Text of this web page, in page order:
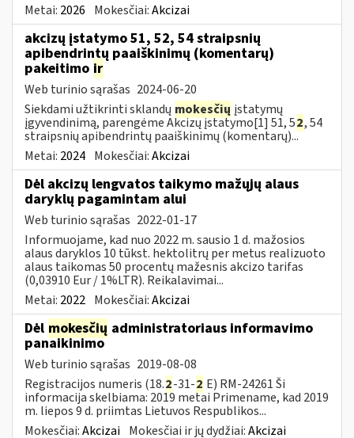
Metai: 2026 Mokesčiai:Akcizai
akcizų įstatymo 51, 52, 54 straipsnių
apibendrintų paaiškinimų (komentarų)
pakeitimo ir
Web turinio sąrašas 2024-06-20
Siekdami užtikrinti sklandų mokesčių įstatymų
įgyvendinimą, parengėme Akcizų įstatymo[1] 51, 52, 54
straipsnių apibendrintų paaiškinimų (komentarų)...
Metai: 2024 Mokesčiai:Akcizai
Dėl akcizų lengvatos taikymo mažųjų alaus
daryklų pagamintam alui
Web turinio sąrašas 2022-01-17
Informuojame, kad nuo 2022 m. sausio 1 d. mažosios
alaus daryklos 10 tūkst. hektolitrų per metus realizuoto
alaus taikomas 50 procentų mažesnis akcizo tarifas
(0,03910 Eur / 1%LTR). Reikalavimai...
Metai: 2022 Mokesčiai:Akcizai
Dėl mokesčių administratoriaus informavimo
panaikinimo
Web turinio sąrašas 2019-08-08
Registracijos numeris (18.2-31-2 E) RM-24261 Ši
informacija skelbiama: 2019 metai Primename, kad 2019
m. liepos 9 d. priimtas Lietuvos Respublikos...
Mokesčiai:Akcizai Mokesčiai ir jų dydžiai:Akcizai